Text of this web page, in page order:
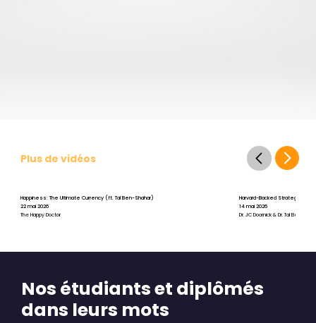
Plus de vidéos
Happiness: The Ultimate Currency (ft. Tal Ben-Shahar)
22 mai 2026
The Happy Doctor
Harvard-Backed Strategies for
14 mai 2026
Dr. JC Doornick & Dr. Tal Ben-
Nos étudiants et diplômés
dans leurs mots